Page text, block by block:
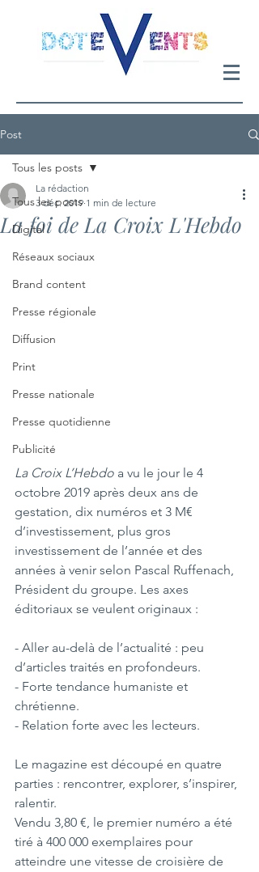
Post
Tous les posts
Digital
Réseaux sociaux
Brand content
Presse régionale
Diffusion
Print
Presse nationale
Presse quotidienne
Publicité
Tous les posts
La foi de La Croix L'Hebdo
La rédaction
3 déc. 2019 1 min de lecture
La Croix L’Hebdo a vu le jour le 4
octobre 2019 après deux ans de
gestation, dix numéros et 3 M€
d’investissement, plus gros
investissement de l’année et des
années à venir selon Pascal Ruffenach,
Président du groupe. Les axes
éditoriaux se veulent originaux :
- Aller au-delà de l’actualité : peu
d’articles traités en profondeurs.
- Forte tendance humaniste et
chrétienne.
- Relation forte avec les lecteurs.
Le magazine est découpé en quatre
parties : rencontrer, explorer, s’inspirer,
ralentir.
Vendu 3,80 €, le premier numéro a été
tiré à 400 000 exemplaires pour
atteindre une vitesse de croisière de